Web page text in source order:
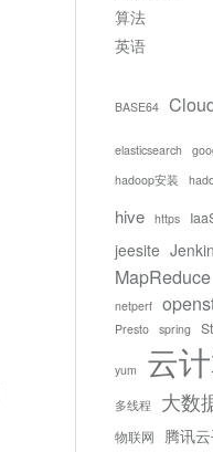
算法
英语
BASE64
elasticsearch
hadoop安装
hive https
jeesite
MapReduce
netperf
Presto spring
yum 云
多线程 大数
物联网 腾讯